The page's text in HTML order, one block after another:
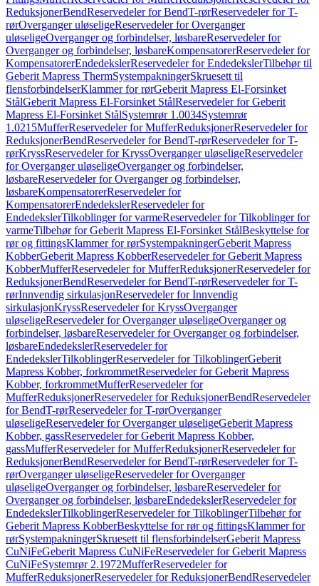
ReduksjonerBendReservedeler for BendT-rørReservedeler for T-
rørOverganger uløseligeReservedeler for Overganger
uløseligeOverganger og forbindelser, løsbareReservedeler for
Overganger og forbindelser, løsbareKompensatorerReservedeler for
KompensatorerEndedekslerReservedeler for EndedekslerTilbehør til
Geberit Mapress ThermSystempakningerSkruesett til
flensforbindelserKlammer for rørGeberit Mapress El-Forsinket
StålGeberit Mapress El-Forsinket StålReservedeler for Geberit
Mapress El-Forsinket StålSystemrør 1.0034Systemrør
1.0215MufferReservedeler for MufferReduksjonerReservedeler for
ReduksjonerBendReservedeler for BendT-rørReservedeler for T-
rørKryssReservedeler for KryssOverganger uløseligeReservedeler
for Overganger uløseligeOverganger og forbindelser,
løsbareReservedeler for Overganger og forbindelser,
løsbareKompensatorerReservedeler for
KompensatorerEndedekslerReservedeler for
EndedekslerTilkoblinger for varmeReservedeler for Tilkoblinger for
varmeTilbehør for Geberit Mapress El-Forsinket StålBeskyttelse for
rør og fittingsKlammer for rørSystempakningerGeberit Mapress
KobberGeberit Mapress KobberReservedeler for Geberit Mapress
KobberMufferReservedeler for MufferReduksjonerReservedeler for
ReduksjonerBendReservedeler for BendT-rørReservedeler for T-
rørInnvendig sirkulasjonReservedeler for Innvendig
sirkulasjonKryssReservedeler for KryssOverganger
uløseligeReservedeler for Overganger uløseligeOverganger og
forbindelser, løsbareReservedeler for Overganger og forbindelser,
løsbareEndedekslerReservedeler for
EndedekslerTilkoblingerReservedeler for TilkoblingerGeberit
Mapress Kobber, forkrommetReservedeler for Geberit Mapress
Kobber, forkrommetMufferReservedeler for
MufferReduksjonerReservedeler for ReduksjonerBendReservedeler
for BendT-rørReservedeler for T-rørOverganger
uløseligeReservedeler for Overganger uløseligeGeberit Mapress
Kobber, gassReservedeler for Geberit Mapress Kobber,
gassMufferReservedeler for MufferReduksjonerReservedeler for
ReduksjonerBendReservedeler for BendT-rørReservedeler for T-
rørOverganger uløseligeReservedeler for Overganger
uløseligeOverganger og forbindelser, løsbareReservedeler for
Overganger og forbindelser, løsbareEndedekslerReservedeler for
EndedekslerTilkoblingerReservedeler for TilkoblingerTilbehør for
Geberit Mapress KobberBeskyttelse for rør og fittingsKlammer for
rørSystempakningerSkruesett til flensforbindelserGeberit Mapress
CuNiFeGeberit Mapress CuNiFeReservedeler for Geberit Mapress
CuNiFeSystemrør 2.1972MufferReservedeler for
MufferReduksjonerReservedeler for ReduksjonerBendReservedeler